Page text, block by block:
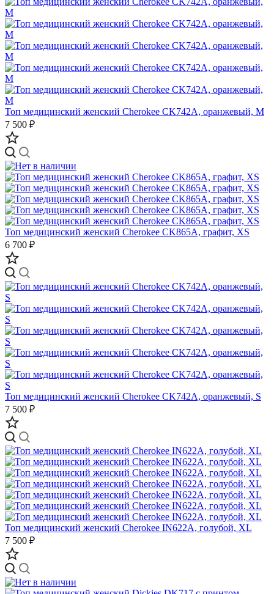
Топ медицинский женский Cherokee CK742A, оранжевый, M
7 500 ₽
Топ медицинский женский Cherokee CK865A, графит, XS
6 700 ₽
Топ медицинский женский Cherokee CK742A, оранжевый, S
7 500 ₽
Топ медицинский женский Cherokee IN622A, голубой, XL
7 500 ₽